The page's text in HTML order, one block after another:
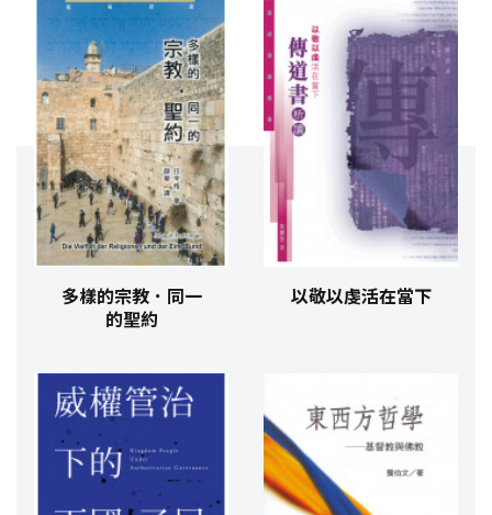
多樣的宗教．同一
的聖約
以敬以虔活在當下